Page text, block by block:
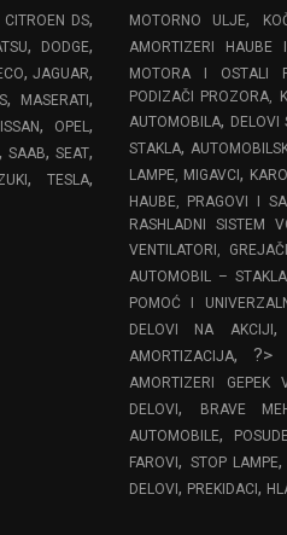
CITROEN DS,
, DODGE,
, JAGUAR,
, MASERATI ,
, OPEL,
, SAAB, SEAT,
, TESLA,
MOTORNO ULJE,
AMORTIZERI HAUBE
MOTORA I OSTALI
PODIZAČI PROZORA,
AUTOMOBILA, DELOVI
STAKLA,
LAMPE, MIGAVCI ,
HAUBE, PRAGOVI I
RASHLADNI SISTEM
VENTILATORI,
AUTOMOBIL –
POMOĆ I
DELOVI NA AKCIJI
AMORTIZACIJA,
AMORTIZERI GEPEK
DELOVI , BRAVE
AUTOMOBILE,
FAROVI , STOP LAMPE,
DELOVI , PREKIDACI ,